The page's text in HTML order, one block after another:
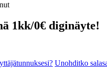
1kk/0€ diginäyte!
Unohditko